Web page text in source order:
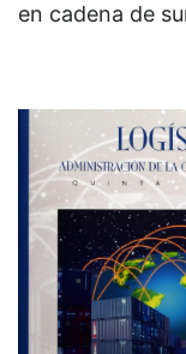
en cadena de